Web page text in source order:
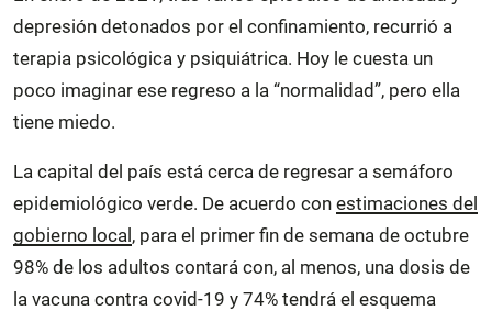
depresión detonados por el confinamiento, recurrió a
terapia psicológica y psiquiátrica. Hoy le cuesta un
poco imaginar ese regreso a la “normalidad”, pero ella
tiene miedo.
La capital del país está cerca de regresar a semáforo
epidemiológico verde. De acuerdo con estimaciones del
gobierno local, para el primer fin de semana de octubre
98% de los adultos contará con, al menos, una dosis de
la vacuna contra covid-19 y 74% tendrá el esquema